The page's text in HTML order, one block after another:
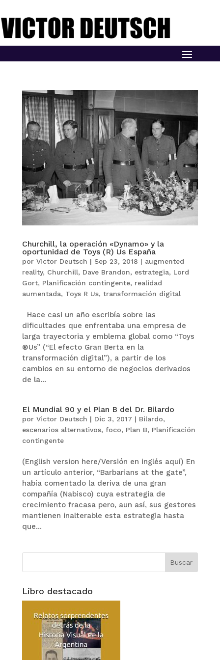
Churchill, la operación «Dynamo» y la
oportunidad de Toys (R) Us España
por Victor Deutsch | Sep 23, 2018 | augmented
reality, Churchill, Dave Brandon, estrategia, Lord
Gort, Planificación contingente, realidad
aumentada, Toys R Us, transformación digital
Hace casi un año escribía sobre las
dificultades que enfrentaba una empresa de
larga trayectoria y emblema global como “Toys
®Us” (“El efecto Gran Berta en la
transformación digital”), a partir de los
cambios en su entorno de negocios derivados
de la...
El Mundial 90 y el Plan B del Dr. Bilardo
por Victor Deutsch | Dic 3, 2017 | Bilardo,
escenarios alternativos, foco, Plan B, Planificación
contingente
(English version here/Versión en inglés aquí) En
un artículo anterior, “Barbarians at the gate”,
había comentado la deriva de una gran
compañía (Nabisco) cuya estrategia de
crecimiento fracasa pero, aun así, sus gestores
mantienen inalterable esta estrategia hasta
que...
Libro destacado